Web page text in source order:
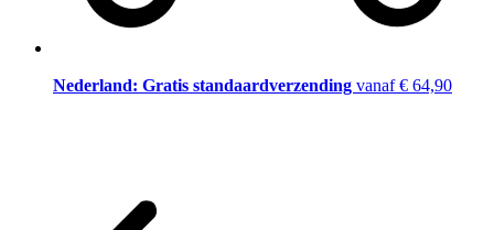
Nederland: Gratis standaardverzending vanaf € 64,90